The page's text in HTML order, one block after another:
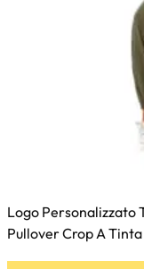
Logo Personalizzato
Pullover Crop A